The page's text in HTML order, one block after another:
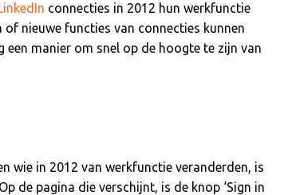
connecties in 2012 hun werkfunctie
nieuwe functies van connecties kunnen
een manier om snel op de hoogte te zijn van
wie in 2012 van werkfunctie veranderden, is
de pagina die verschijnt, is de knop ‘Sign in